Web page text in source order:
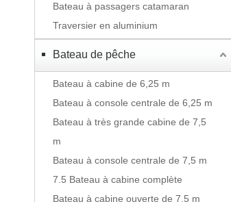
Bateau à passagers catamaran
Traversier en aluminium
Bateau de pêche
Bateau à cabine de 6,25 m
Bateau à console centrale de 6,25 m
Bateau à très grande cabine de 7,5
m
Bateau à console centrale de 7,5 m
7.5 Bateau à cabine complète
Bateau à cabine ouverte de 7,5 m